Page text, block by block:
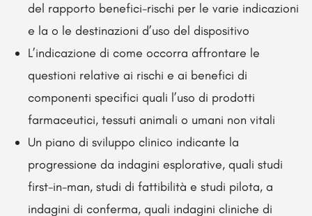
del rapporto benefici-rischi per le varie indicazioni
e la o le destinazioni d’uso del dispositivo
L’indicazione di come occorra affrontare le
questioni relative ai rischi e ai benefici di
componenti specifici quali l’uso di prodotti
farmaceutici, tessuti animali o umani non vitali
Un piano di sviluppo clinico indicante la
progressione da indagini esplorative, quali studi
first-in-man, studi di fattibilità e studi pilota, a
indagini di conferma, quali indagini cliniche di